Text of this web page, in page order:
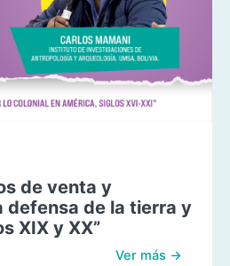
de venta y
defensa de la tierra y
XIX y XX”
Ver más →